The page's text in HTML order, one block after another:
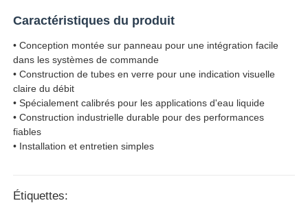
Caractéristiques du produit
• Conception montée sur panneau pour une intégration facile
dans les systèmes de commande
• Construction de tubes en verre pour une indication visuelle
claire du débit
• Spécialement calibrés pour les applications d'eau liquide
• Construction industrielle durable pour des performances
fiables
• Installation et entretien simples
Étiquettes: